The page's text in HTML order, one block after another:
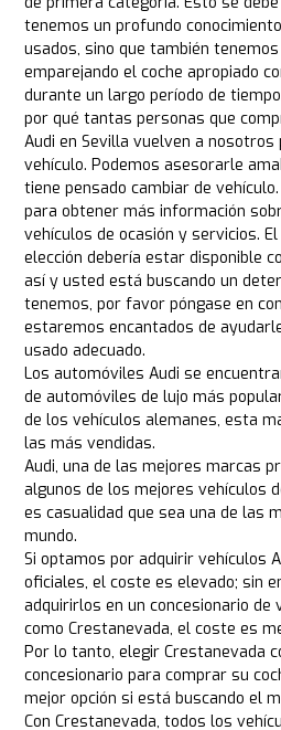
tenemos un profundo
usados, sino que también
emparejando el coche apropiado
durante un largo período de
por qué tantas personas que
Audi en Sevilla vuelven a
vehículo. Podemos asesorarle
tiene pensado cambiar de
para obtener más información
vehículos de ocasión y servicios.
elección debería estar disponible
así y usted está buscando un
tenemos, por favor póngase en
estaremos encantados de
usado adecuado.
Los automóviles Audi se
de automóviles de lujo más
de los vehículos alemanes, esta
las más vendidas.
Audi, una de las mejores marcas
algunos de los mejores vehículos
es casualidad que sea una de las
mundo.
Si optamos por adquirir vehículos
oficiales, el coste es elevado; sin
adquirirlos en un concesionario de
como Crestanevada, el coste es
Por lo tanto, elegir Crestanevada
concesionario para comprar su
mejor opción si está buscando el
Con Crestanevada, todos los